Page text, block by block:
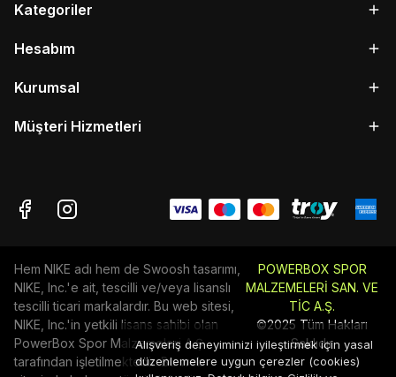
Alışveriş deneyiminizi iyileştirmek için yasal
düzenlemelere uygun çerezler (cookies)
Kategoriler
Hesabım
Kurumsal
Müşteri Hizmetleri
Hem NIKE adı hem de Swoosh tasarımı,
NIKE, Inc.'e ait, tescilli ve/veya lisanslı
tescilli ticari markalardır. Bu web sitesi,
NIKE, Inc.'in yetkili lisans sahibi olan
PowerBox Spor Malzemeleri A.Ş
tarafından işletilmektedir. Bu web
POWERBOX SPOR
MALZEMELERİ SAN. VE
TİC A.Ş.
©2025 Tüm Hakları
Saklıdır